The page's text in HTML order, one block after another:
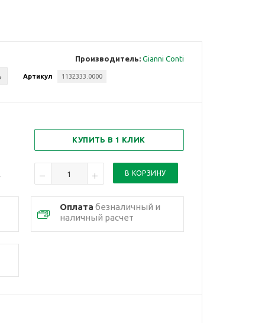
Производитель: Gianni Conti
Артикул 1132333.0000
КУПИТЬ В 1 КЛИК
Оплата безналичный и
наличный расчет